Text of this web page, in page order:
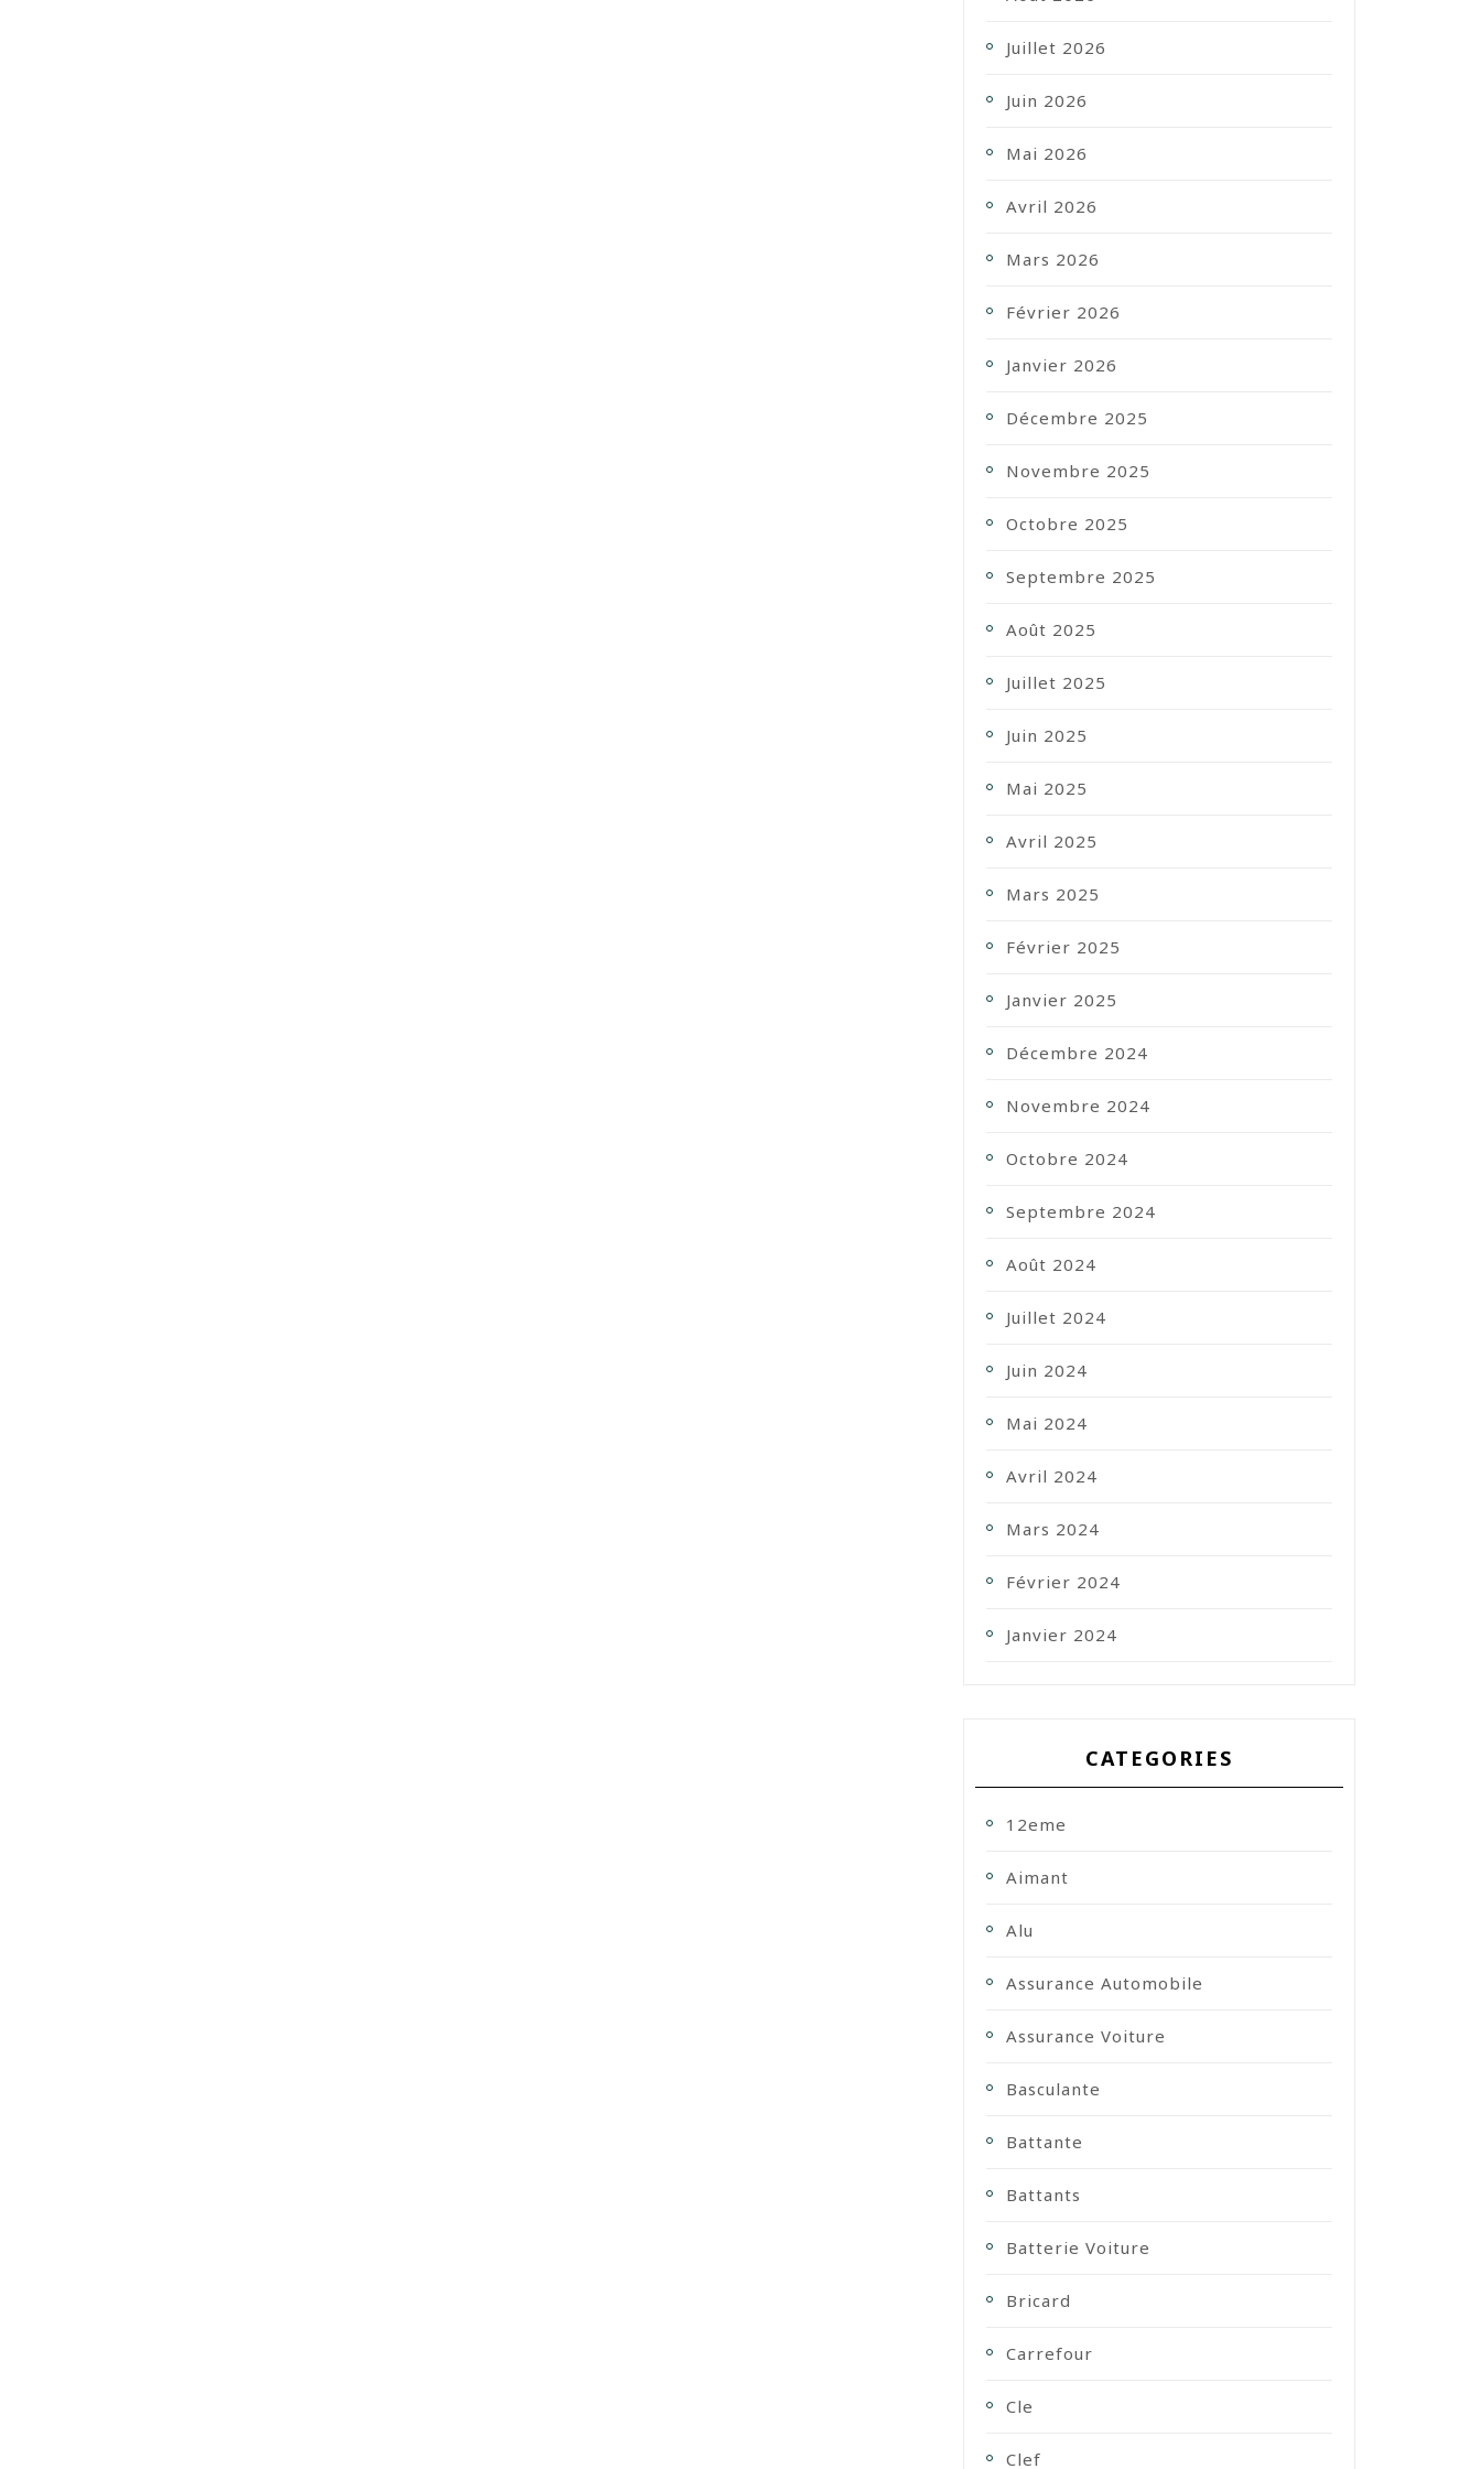
Juillet 2026
Juin 2026
Mai 2026
Avril 2026
Mars 2026
Février 2026
Janvier 2026
Décembre 2025
Novembre 2025
Octobre 2025
Septembre 2025
Août 2025
Juillet 2025
Juin 2025
Mai 2025
Avril 2025
Mars 2025
Février 2025
Janvier 2025
Décembre 2024
Novembre 2024
Octobre 2024
Septembre 2024
Août 2024
Juillet 2024
Juin 2024
Mai 2024
Avril 2024
Mars 2024
Février 2024
Janvier 2024
CATEGORIES
12eme
Aimant
Alu
Assurance Automobile
Assurance Voiture
Basculante
Battante
Battants
Batterie Voiture
Bricard
Carrefour
Cle
Clef